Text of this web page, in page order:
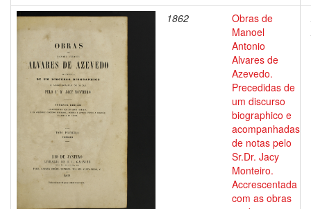
1862
Obras de
Manoel
Antonio
Alvares de
Azevedo.
Precedidas de
um discurso
biographico e
acompanhadas
de notas pelo
Sr.Dr. Jacy
Monteiro.
Accrescentada
com as obras